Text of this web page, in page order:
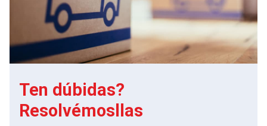
Ten dúbidas?
Resolvémosllas